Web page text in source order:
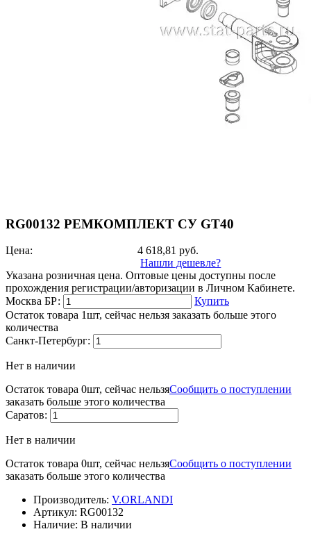
RG00132 РЕМКОМПЛЕКТ СУ GT40
Цена: 4 618,81руб.
Нашли дешевле?
Указана розничная цена. Оптовые цены доступны после
прохождения регистрации/авторизации в Личном Кабинете.
Москва БР:
Купить
Остаток товара 1шт, сейчас нельзя заказать больше этого
количества
Санкт-Петербург:
Нет в наличии
Сообщить о поступлении
Остаток товара 0шт, сейчас нельзя
заказать больше этого количества
Саратов:
Нет в наличии
Сообщить о поступлении
Остаток товара 0шт, сейчас нельзя
заказать больше этого количества
Производитель: V.ORLANDI
Артикул: RG00132
Наличие: В наличии